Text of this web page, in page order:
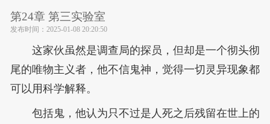
第24章 第三实验室
发布时间： 2025-01-08 20:20:50
这家伙虽然是调查局的探员，但却是一个彻头彻
尾的唯物主义者，他不信鬼神，觉得一切灵异现象都
可以用科学解释。
包括鬼，他认为只不过是人死之后残留在世上的